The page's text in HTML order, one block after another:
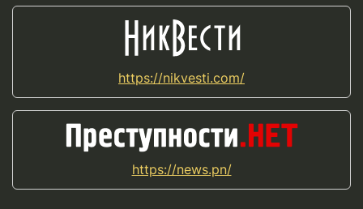
https://nikvesti.com/
https://news.pn/